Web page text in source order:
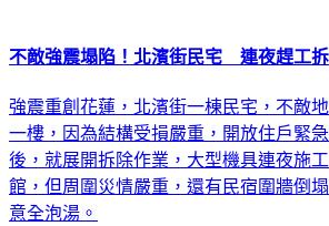
不敵強震塌陷！北濱街民宅 連夜趕工
強震重創花蓮，北濱街一棟民宅，不敵
一樓，因為結構受損嚴重，開放住戶緊
後，就展開拆除作業，大型機具連夜施
館，但周圍災情嚴重，還有民宿圍牆倒
意全泡湯。